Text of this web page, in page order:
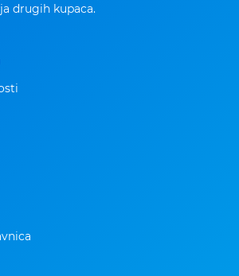
drugih kupaca.